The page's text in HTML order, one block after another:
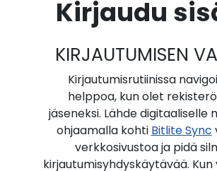
Kirjaudu
KIRJAUTUMISEN
Kirjautumisrutiinissa
helppoa, kun olet
jäseneksi. Lähde digitaaliselle
ohjaamalla kohti Bitlite Sync
verkkosivustoa ja pidä
kirjautumisyhdyskäytävää.